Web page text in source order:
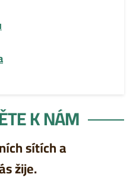
K NÁM
sítích a
žije.